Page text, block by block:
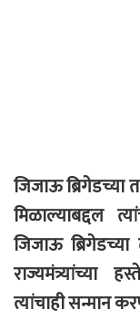
जिजाऊ ब्रिगेडच्या
मिळाल्याबद्दल
जिजाऊ
राज्यमंत्र्यांच्या
त्यांचाही सन्मान